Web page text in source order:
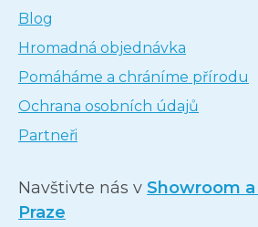
Blog
Hromadná objednávka
Pomáháme a chráníme přírodu
Ochrana osobních údajů
Partneři
Navštivte nás v Showroom
Praze